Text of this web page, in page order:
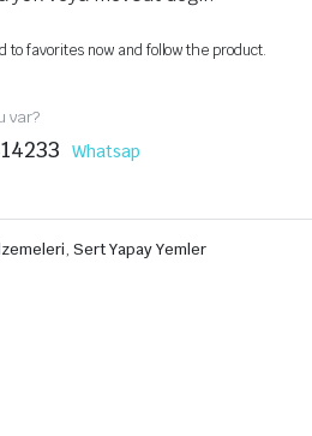
to favorites now and follow the product.
var?
Whatsap
, Sert Yapay Yemler